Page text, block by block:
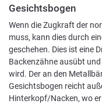
Gesichtsbogen
Wenn die Zugkraft der
muss, kann dies durch
geschehen. Dies ist eine
Backenzähne ausübt
wird. Der an den
Gesichtsbogen reicht
Hinterkopf/Nacken, wo